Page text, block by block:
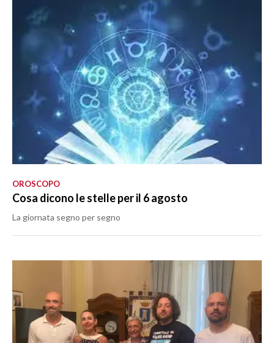
OROSCOPO
Cosa dicono le stelle per il 6 agosto
La giornata segno per segno